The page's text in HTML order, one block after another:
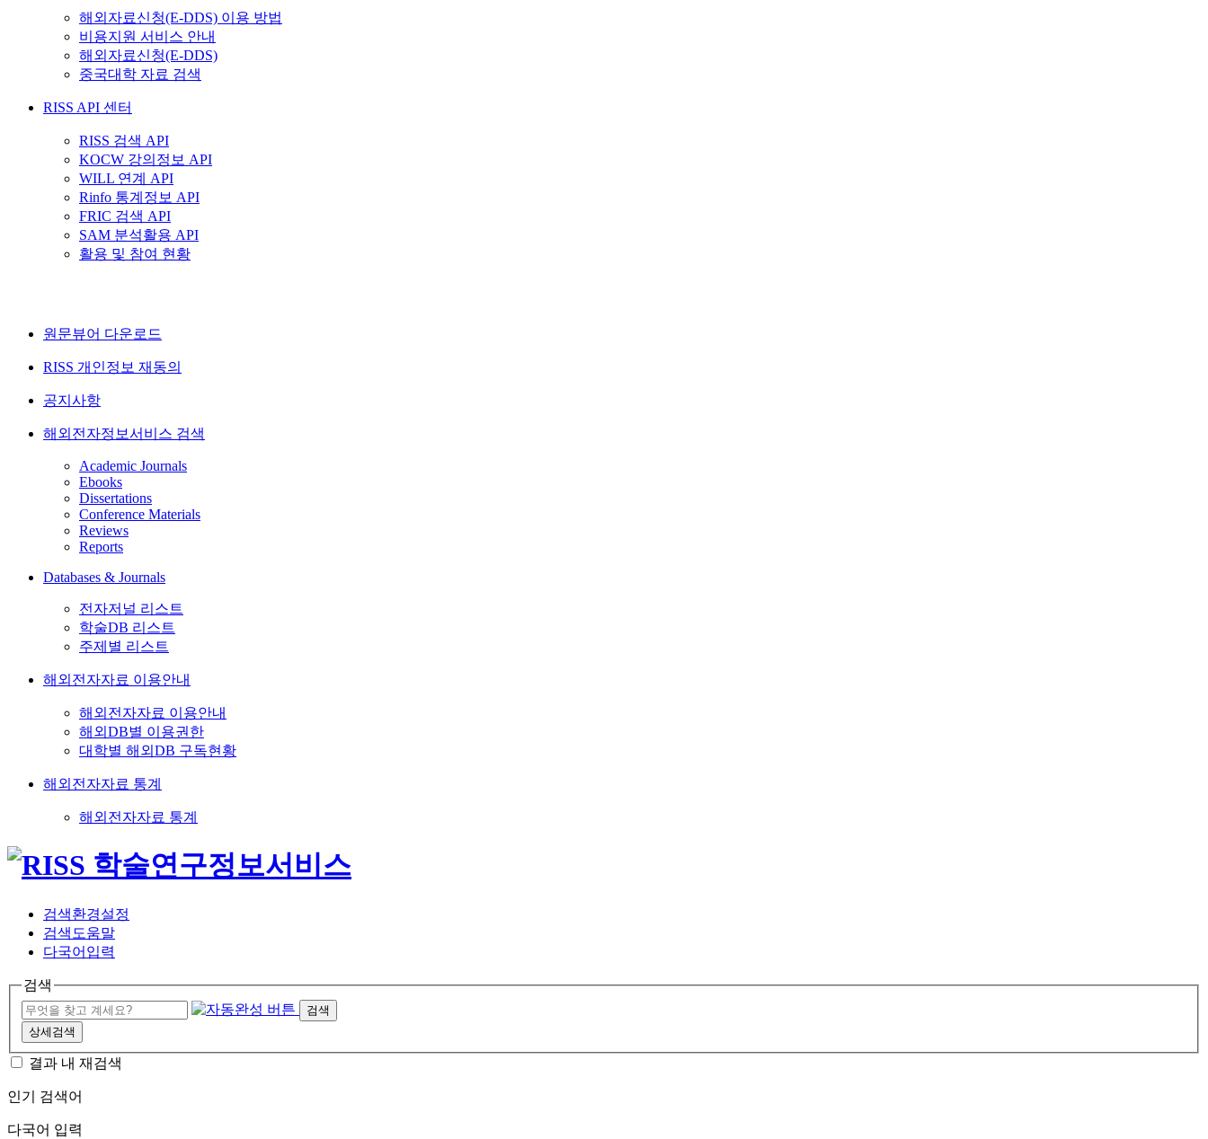
해외자료신청(E-DDS) 이용 방법
비용지원 서비스 안내
해외자료신청(E-DDS)
중국대학 자료 검색
RISS API 센터
RISS 검색 API
KOCW 강의정보 API
WILL 연계 API
Rinfo 통계정보 API
FRIC 검색 API
SAM 분석활용 API
활용 및 참여 현황
원문뷰어 다운로드
RISS 개인정보 재동의
공지사항
해외전자정보서비스 검색
Academic Journals
Ebooks
Dissertations
Conference Materials
Reviews
Reports
Databases & Journals
전자저널 리스트
학술DB 리스트
주제별 리스트
해외전자자료 이용안내
해외전자자료 이용안내
해외DB별 이용권한
대학별 해외DB 구독현황
해외전자자료 통계
해외전자자료 통계
검색환경설정
검색도움말
다국어입력
검색
검색
상세검색
결과 내 재검색
인기 검색어
다국어 입력